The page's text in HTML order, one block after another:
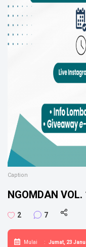
Caption
NGOMDAN
2 7
Mulai : Jumat, 23